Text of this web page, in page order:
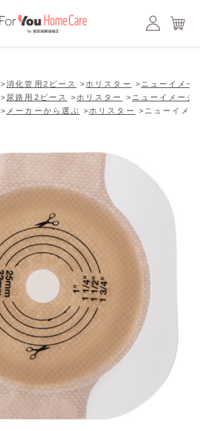
>消化管用2ピース > ホリスター > ニューイメー
> 尿路用2ピース > ホリスター > ニューイメージ
> メーカーから選ぶ > ホリスター > ニューイメ